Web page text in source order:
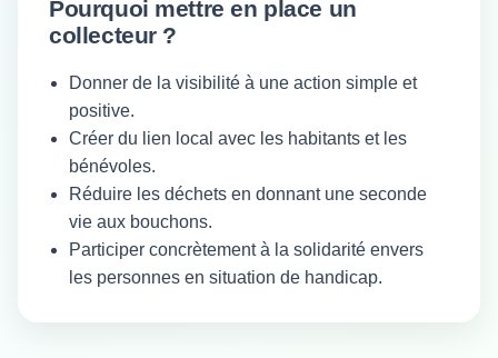
Pourquoi mettre en place un
collecteur ?
Donner de la visibilité à une action simple et
positive.
Créer du lien local avec les habitants et les
bénévoles.
Réduire les déchets en donnant une seconde
vie aux bouchons.
Participer concrètement à la solidarité envers
les personnes en situation de handicap.